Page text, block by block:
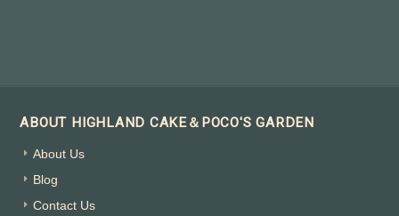
ABOUT HIGHLAND CAKE＆POCO'S GARDEN
About Us
Blog
Contact Us